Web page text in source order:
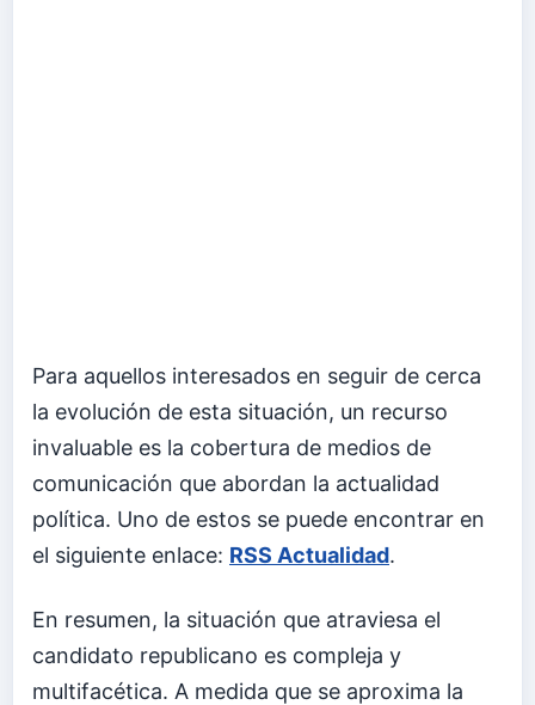
Para aquellos interesados en seguir de cerca
la evolución de esta situación, un recurso
invaluable es la cobertura de medios de
comunicación que abordan la actualidad
política. Uno de estos se puede encontrar en
el siguiente enlace: RSS Actualidad.
En resumen, la situación que atraviesa el
candidato republicano es compleja y
multifacética. A medida que se aproxima la